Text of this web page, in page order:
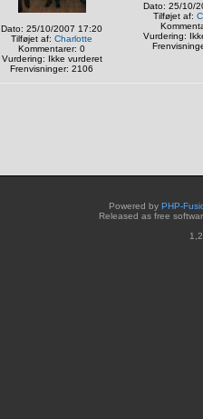
Dato: 25/10/2007 17:20
Tilføjet af: Charlotte
Kommentarer: 0
Vurdering: Ikke vurderet
Frenvisninger: 2106
Dato: 25/10/
Tilføjet af:
Vurdering:
Powered by PHP-
Released as free